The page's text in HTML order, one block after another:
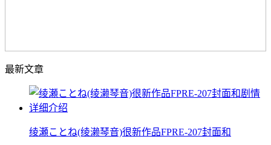
最新文章
绫瀬ことね(绫濑琴音)很新作品FPRE-207封面和